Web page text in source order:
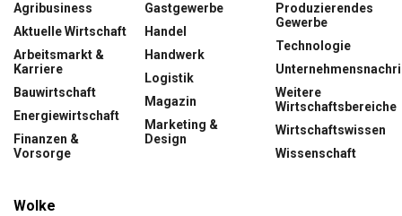
Agribusiness
Aktuelle Wirtschaft
Arbeitsmarkt &
Karriere
Bauwirtschaft
Energiewirtschaft
Finanzen &
Vorsorge
Gastgewerbe
Handel
Handwerk
Logistik
Magazin
Marketing &
Design
Produzierendes
Gewerbe
Technologie
Weitere
Wirtschaftsbereiche
Wirtschaftswissen
Wissenschaft
Wolke